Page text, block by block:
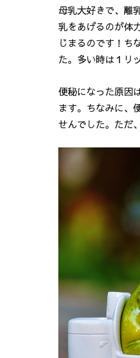
母乳大好きで、離
乳をあげるのが体
じまるのです！ち
た。多い時は１リ
便秘になった原因
ます。ちなみに、
せんでした。ただ